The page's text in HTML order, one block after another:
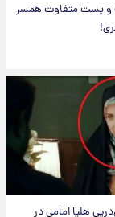
و پست متفاوت همسر
هلیا امامی در